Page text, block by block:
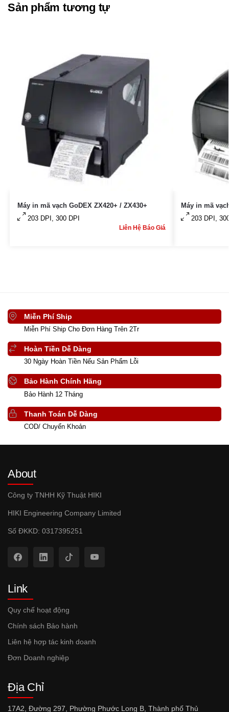
Sản phẩm tương tự
Máy in mã vạch GoDEX ZX420+ / ZX430+
203 DPI, 300 DPI
Liên Hệ Báo Giá
Máy in mã
203 DPI,
Miễn Phí Ship
Miễn Phí Ship Cho Đơn Hàng Trên 2Tr
Hoàn Tiền Dễ Dàng
30 Ngày Hoàn Tiền Nếu Sản Phẩm Lỗi
Bảo Hành Chính Hãng
Bảo Hành 12 Tháng
Thanh Toán Dễ Dàng
COD/ Chuyển Khoản
About
Công ty TNHH Kỹ Thuật HIKI
HIKI Engineering Company Limited
Số ĐKKD: 0317395251
Link
Quy chế hoạt động
Chính sách Bảo hành
Liên hệ hợp tác kinh doanh
Đơn Doanh nghiệp
Địa Chỉ
17A2, Đường 297, Phường Phước Long B, Thành phố Thủ